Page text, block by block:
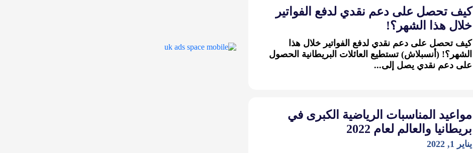
كيف تحصل على دعم نقدي لدفع الفواتير
خلال هذا الشهر؟!
كيف تحصل على دعم نقدي لدفع الفواتير خلال هذا
الشهر؟! (أنسبلاش) تستطيع العائلات البريطانية الحصول
على دعم نقدي يصل إلى...
مواعيد المناسبات الرياضية الكبرى في
بريطانيا والعالم لعام 2022
يناير 1, 2022